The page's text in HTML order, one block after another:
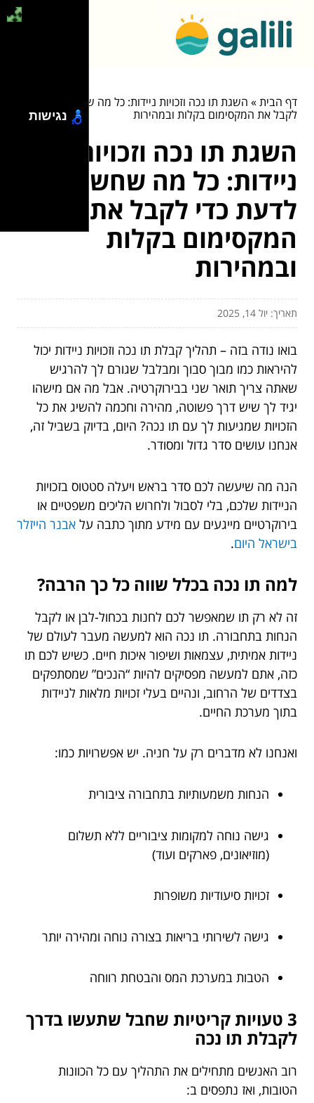
דף הבית» השגת תו נכה וזכויות ניידות: כל מה שחשוב לדעת כדי
לקבל את המקסימום בקלות ובמהירות
השגת תו נכה וזכויות
ניידות: כל מה שחשוב
לדעת כדי לקבל את
המקסימום בקלות
ובמהירות
תאריך: יול 14, 2025
בואו נודה בזה – תהליך קבלת תו נכה וזכויות ניידות יכול
להיראות כמו מבוך סבוך ומבלבל שגורם לך להרגיש
שאתה צריך תואר שני בבירוקרטיה. אבל מה אם מישהו
יגיד לך שיש דרך פשוטה, מהירה וחכמה להשיג את כל
הזכויות שמגיעות לך עם תו נכה? היום, בדיוק בשביל זה,
אנחנו עושים סדר גדול ומסודר.
הנה מה שיעשה לכם סדר בראש ויעלה סטטוס בזכויות
הניידות שלכם, בלי לסבול ולחרוש הליכים משפטיים או
בירוקרטיים מייגעים עם מידע מתוך כתבה על אבנר הייזלר
בישראל היום.
למה תו נכה בכלל שווה כל כך הרבה?
זה לא רק תו שמאפשר לכם לחנות בכחול-לבן או לקבל
הנחות בתחבורה. תו נכה הוא למעשה מעבר לעולם של
ניידות אמיתית, עצמאות ושיפור איכות חיים. כשיש לכם תו
כזה, אתם למעשה מפסיקים להיות “הנכים” שמסתפקים
בצדדים של הרחוב, ונהיים בעלי זכויות מלאות לניידות
בתוך מערכת החיים.
ואנחנו לא מדברים רק על חניה. יש אפשרויות כמו:
הנחות משמעותיות בתחבורה ציבורית
גישה נוחה למקומות ציבוריים ללא תשלום
(מוזיאונים, פארקים ועוד)
זכויות סיעודיות משופרות
גישה לשירותי בריאות בצורה נוחה ומהירה יותר
הטבות במערכת המס והבטחת רווחה
3 טעויות קריטיות שחבל שתעשו בדרך
לקבלת תו נכה
רוב האנשים מתחילים את התהליך עם כל הכוונות
הטובות, ואז נתפסים ב:
נגישות